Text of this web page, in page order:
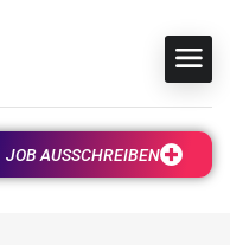
JOB AUSSCHREIBEN